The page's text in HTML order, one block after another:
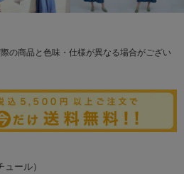
の商品と色味・仕様が異なる場合がござい
ール）